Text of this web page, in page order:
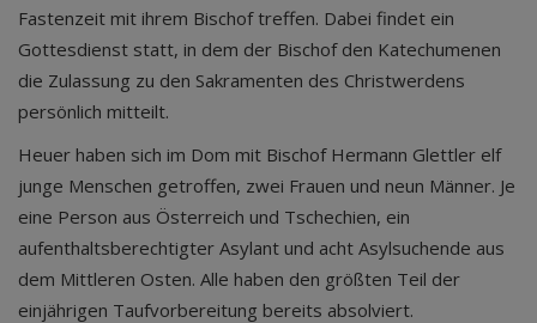
Fastenzeit mit ihrem Bischof treffen. Dabei findet ein
Gottesdienst statt, in dem der Bischof den Katechumenen
die Zulassung zu den Sakramenten des Christwerdens
persönlich mitteilt.
Heuer haben sich im Dom mit Bischof Hermann Glettler elf
junge Menschen getroffen, zwei Frauen und neun Männer. Je
eine Person aus Österreich und Tschechien, ein
aufenthaltsberechtigter Asylant und acht Asylsuchende aus
dem Mittleren Osten. Alle haben den größten Teil der
einjährigen Taufvorbereitung bereits absolviert.